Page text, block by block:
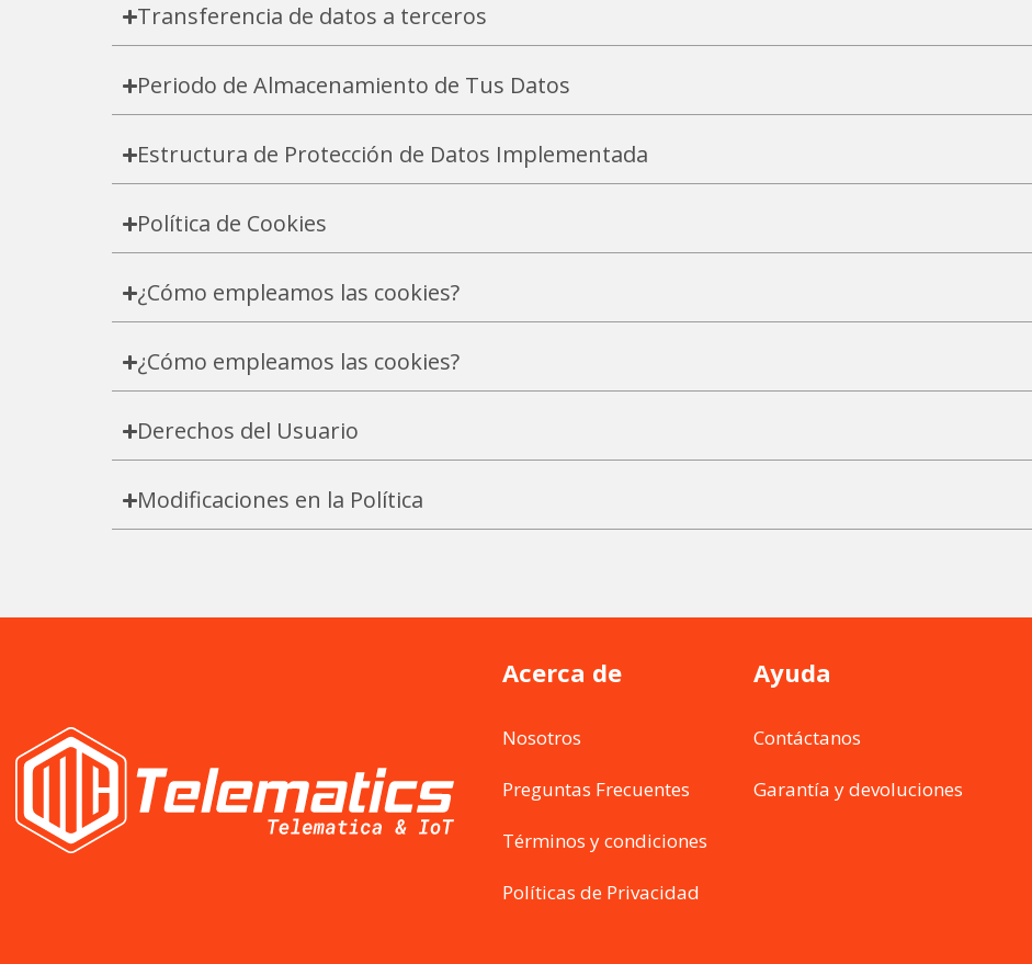
Transferencia de datos a terceros
Periodo de Almacenamiento de Tus Datos
Estructura de Protección de Datos Implementada
Política de Cookies
¿Cómo empleamos las cookies?
¿Cómo empleamos las cookies?
Derechos del Usuario
Modificaciones en la Política
Acerca de
Nosotros
Preguntas Frecuentes
Términos y condiciones
Políticas de Privacidad
Ayuda
Contáctanos
Garantía y devoluciones